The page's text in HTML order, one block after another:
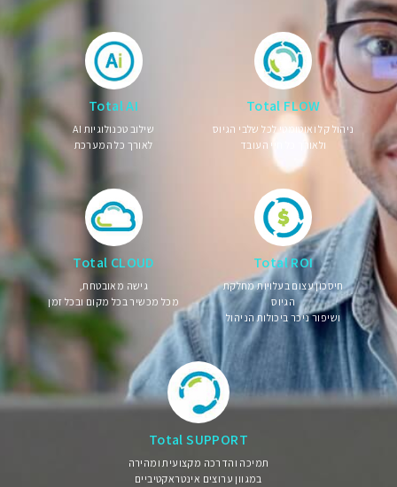
Total FLOW
ניהול קל ואוטומטי לכל שלבי הגיוס
ולאורך כל חיי העובד
Total AI
שילוב טכנולוגיות AI
לאורך כל המערכת
Total ROI
חיסכון עצום בעלויות מחלקת
הגיוס
ושיפור ניכר ביכולות הניהול
Total CLOUD
גישה מאובטחת,
מכל מכשיר בכל מקום ובכל זמן
Total SUPPORT
תמיכה והדרכה מקצועית ומהירה
במגוון ערוצים אינטראקטיביים